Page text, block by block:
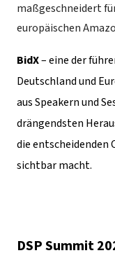
maßgeschneidert
europäischen
BidX– eine der
Deutschland und
aus Speakern und
drängendsten
die entscheidenden
sichtbar macht.
DSP Summit